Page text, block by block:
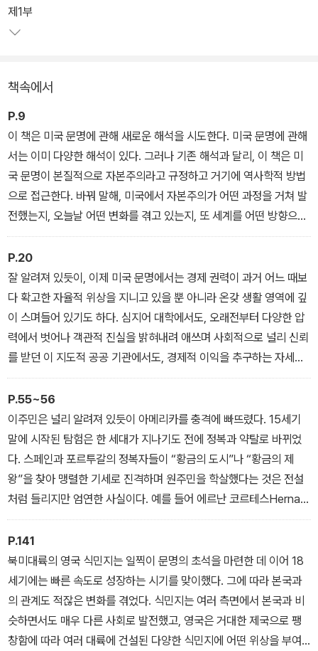
<미국의 자본주의 문명> 중 제1부에 해당하는 '토대'는 제목 그대로
서 근대적이고도 복잡한 형태로 출발한 미국이 어떻게 자신들의 나라
를 세우고 자본주의 문명이 발전할 수 있도록 제도를 만들었는지를
살펴보는 동시에 문명의 개념과 자본주의의 개념, 그리고 미국 헌법
에 관한 논쟁을 비롯한 학술적 논의를 장별 부록에 담아 더욱 풍성한
내용을 전한다.
제1부
책속에서
P.9
이 책은 미국 문명에 관해 새로운 해석을 시도한다. 미국 문명에 관해
서는 이미 다양한 해석이 있다. 그러나 기존 해석과 달리, 이 책은 미
국 문명이 본질적으로 자본주의라고 규정하고 거기에 역사학적 방법
으로 접근한다. 바꿔 말해, 미국에서 자본주의가 어떤 과정을 거쳐 발
전했는지, 오늘날 어떤 변화를 겪고 있는지, 또 세계를 어떤 방향으로
끌고 나가는지, 살펴본다.
- 서문
P.20
잘 알려져 있듯이, 이제 미국 문명에서는 경제 권력이 과거 어느 때보
다 확고한 자율적 위상을 지니고 있을 뿐 아니라 온갖 생활 영역에 깊
이 스며들어 있기도 하다. 심지어 대학에서도, 오래전부터 다양한 압
력에서 벗어나 객관적 진실을 밝혀내려 애쓰며 사회적으로 널리 신뢰
를 받던 이 지도적 공공 기관에서도, 경제적 이익을 추구하는 자세가
새로운 행동 윤리로 자리 잡고 있다. 그러나 바로 거기서 자본은 종래
와 다른 행태를 보여 주기도 한다. 경제적 이익을 가져다줄 것으로 보
이는 지식을 뒤쫓으며 거기에 편승해서 더 나은 증식의 기회를 잡으
려 한다. 나아가 새로운 권력으로 성장하는 지식과 공생하는 관계를
맺으려 한다. 따라서 필자는 이처럼 변모하는 지식과 자본의 관계, 또
는 지적 권위와 경제 권력 사이의 관계가 무엇을 의미하는가 하는 물
음에 부딪힌다. 그것이 자본주의가 새로운 단계로 발전한다는 것을
의미하는가, 아니 한 걸음 더 나아가 자본주의를 대체하는 새로운 문
명으로 진입한다는 것을 시사하는가 하는 물음에 부딪힌다. 이런 뜻
에서, 필자는 오늘날 미국 문명이 기로에 서 있는 것은 아닌가 하고 생
각한다.
- 서론
P.55~56
이주민은 널리 알려져 있듯이 아메리카를 충격에 빠뜨렸다. 15세기
말에 시작된 탐험은 한 세대가 지나기도 전에 정복과 약탈로 바뀌었
다. 스페인과 포르투갈의 정복자들이 “황금의 도시”나 “황금의 제
왕”을 찾아 맹렬한 기세로 진격하며 원주민을 학살했다는 것은 전설
처럼 들리지만 엄연한 사실이다. 예를 들어 에르난 코르테스Hernan
Cortes는 500명이 조금 넘는 원정대를 이끌고 아즈텍제국 공략에
나섰고, 프란치스코 피사로Francisco Pizzaro는 200명에도 못 미
치는 원정대로 잉카제국의 8만 대군을 대적했다. 원정대는 무엇보다
오랜 훈련과 많은 경험을 쌓은 직업군인을 중심으로 구성되어 있었
다. 그리고 그들에게는 총포를 포함해 원주민이 본 적도 없는 철제 무
기가 있었고, 말처럼 크기와 힘으로 원주민을 압도할 수 있는 수송 수
단도 있었다. 더욱이, 오랜 세월에 걸쳐 유라시아 인구 사이에서 발달
P.141
북미대륙의 영국 식민지는 일찍이 문명의 초석을 마련한 데 이어 18
세기에는 빠른 속도로 성장하는 시기를 맞이했다. 그에 따라 본국과
의 관계도 적잖은 변화를 겪었다. 식민지는 여러 측면에서 본국과 비
슷하면서도 매우 다른 사회로 발전했고, 영국은 거대한 제국으로 팽
창함에 따라 여러 대륙에 건설된 다양한 식민지에 어떤 위상을 부여